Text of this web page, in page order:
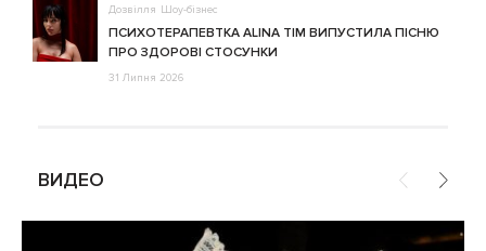
Дозвілля Шоу-бізнес
ПСИХОТЕРАПЕВТКА ALINA TIM ВИПУСТИЛА ПІСНЮ
ПРО ЗДОРОВІ СТОСУНКИ
31 Липня 2026
ВИДЕО